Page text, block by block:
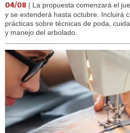
04/08 | La propuesta comenzará el
y se extenderá hasta octubre. Incluirá
prácticas sobre técnicas de poda,
y manejo del arbolado.